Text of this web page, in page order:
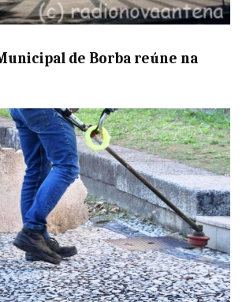
de Borba reúne na